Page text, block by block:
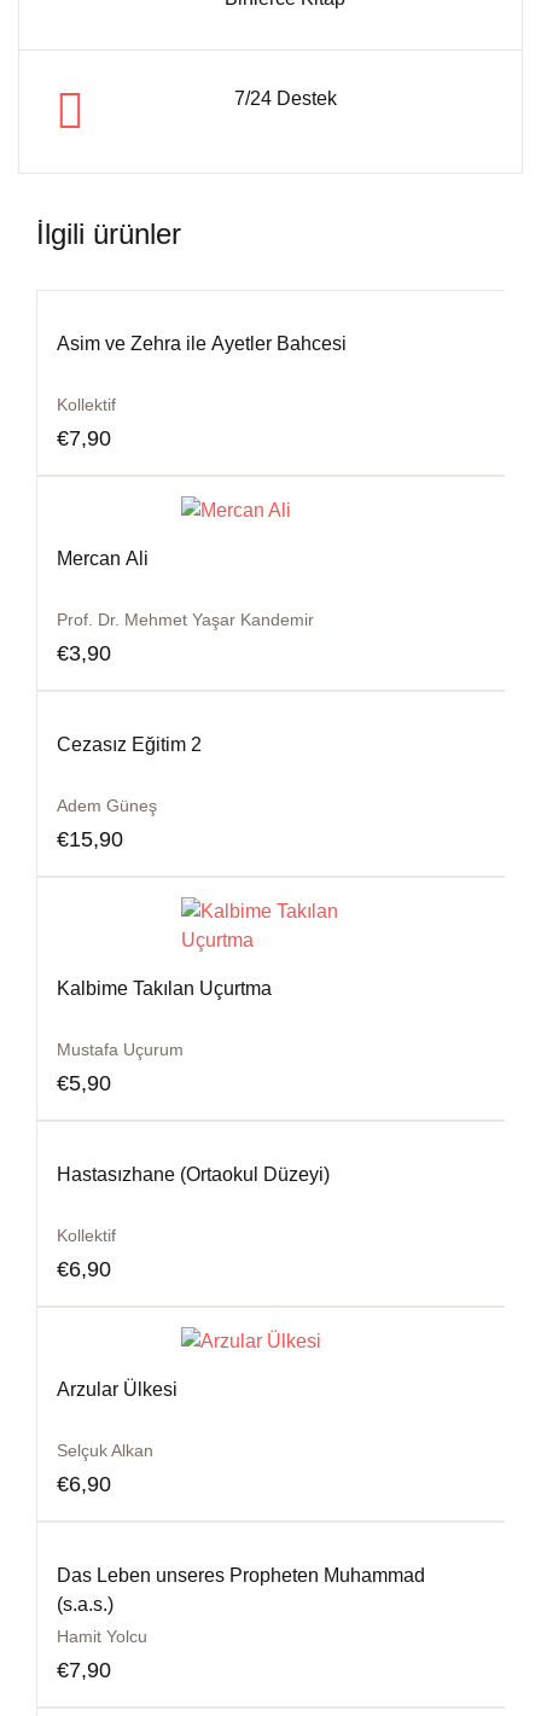
7/24 Destek
İlgili ürünler
Asim ve Zehra ile Ayetler Bahcesi
Kollektif
€7,90
Mercan Ali
Prof. Dr. Mehmet Yaşar Kandemir
€3,90
Cezasız Eğitim 2
Adem Güneş
€15,90
Kalbime Takılan Uçurtma
Mustafa Uçurum
€5,90
Hastasızhane (Ortaokul Düzeyi)
Kollektif
€6,90
Arzular Ülkesi
Selçuk Alkan
€6,90
Das Leben unseres Propheten Muhammad
(s.a.s.)
Hamit Yolcu
€7,90